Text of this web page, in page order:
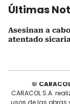
Últimas
Asesinan a
atentado
©
CARACOL S.A.
usos de las obras